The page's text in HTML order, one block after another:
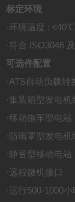
标定环境
·环境温度 :
·符合 ISO3046
可选件配置
·ATS自动负载转
·集装箱型发电机
·移动拖车型电站
·防雨罩型发电机
·静音型移动电站
·远程微机接口
·运行500-1000